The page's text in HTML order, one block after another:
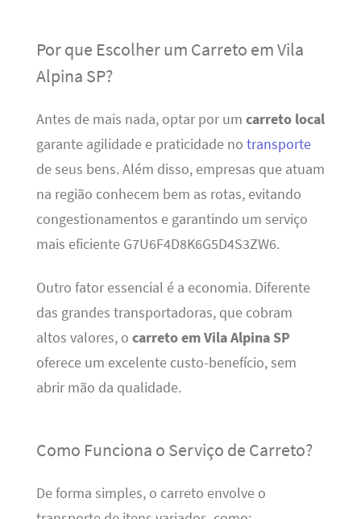
Por que Escolher um Carreto em Vila
Alpina SP?
Antes de mais nada, optar por um carreto local
garante agilidade e praticidade no transporte
de seus bens. Além disso, empresas que atuam
na região conhecem bem as rotas, evitando
congestionamentos e garantindo um serviço
mais eficiente G7U6F4D8K6G5D4S3ZW6.
Outro fator essencial é a economia. Diferente
das grandes transportadoras, que cobram
altos valores, o carreto em Vila Alpina SP
oferece um excelente custo-benefício, sem
abrir mão da qualidade.
Como Funciona o Serviço de Carreto?
De forma simples, o carreto envolve o